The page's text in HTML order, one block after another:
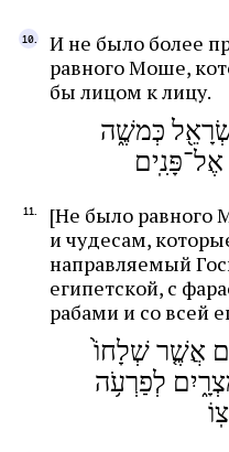
И не было более
равного Моше,
бы лицом к лицу.
כְּמשֶׁ֑ה
[Не было равного
и чудесам,
направляемый
египетской, с
рабами и со всей
אֲשֶׁ֤ר שְׁלָחוֹ֙
לְפַרְעֹ֥ה